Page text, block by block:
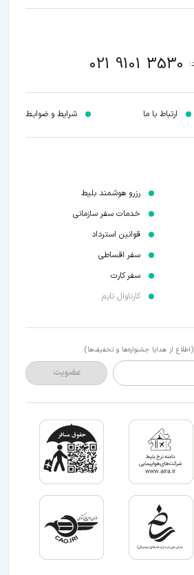
021 9101 3530
ارتباط با ما شرایط و ضوابـط
رزرو هوشمند بلیط
خدمات سفر سازمانی
قوانین استرداد
سفر اقساطی
سفر کارت
کارناوال تایم
(اطلاع از هدایا جشنواره‌ها و تخفیف‌ها)
عضویت